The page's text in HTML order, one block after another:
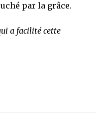
par la grâce.
a facilité cette